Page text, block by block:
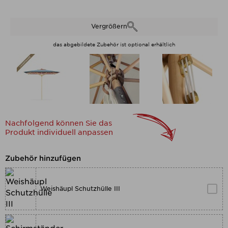
Vergrößern
das abgebildete Zubehör ist optional erhältlich
Nachfolgend können Sie das
Produkt individuell anpassen
Zubehör hinzufügen
Weishäupl Schutzhülle III